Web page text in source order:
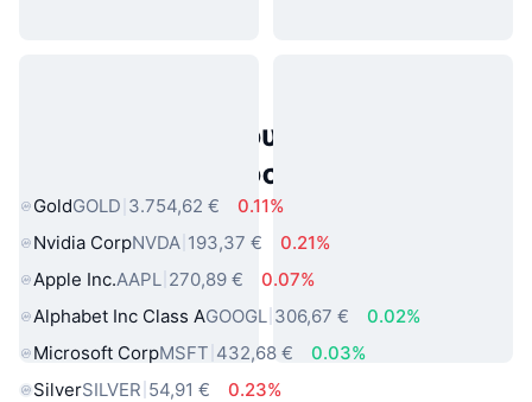
Δημοφιλή περιουσιακά στοιχεία
πραγματικού κόσμου
GoldGOLD 3.754,62 €
0.11%
Nvidia CorpNVDA 193,37 €
0.21%
Apple Inc.AAPL 270,89 €
0.07%
Alphabet Inc Class AGOOGL 306,67 €
0.02%
Microsoft CorpMSFT 432,68 €
0.03%
SilverSILVER 54,91 €
0.23%